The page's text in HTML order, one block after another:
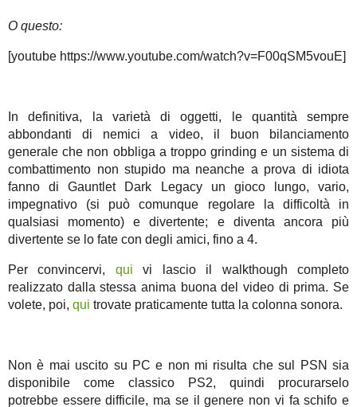
O questo:
[youtube https://www.youtube.com/watch?v=F00qSM5vouE]
In definitiva, la varietà di oggetti, le quantità sempre
abbondanti di nemici a video, il buon bilanciamento
generale che non obbliga a troppo grinding e un sistema di
combattimento non stupido ma neanche a prova di idiota
fanno di Gauntlet Dark Legacy un gioco lungo, vario,
impegnativo (si può comunque regolare la difficoltà in
qualsiasi momento) e divertente; e diventa ancora più
divertente se lo fate con degli amici, fino a 4.
Per convincervi, qui vi lascio il walkthough completo
realizzato dalla stessa anima buona del video di prima. Se
volete, poi, qui trovate praticamente tutta la colonna sonora.
Non è mai uscito su PC e non mi risulta che sul PSN sia
disponibile come classico PS2, quindi procurarselo
potrebbe essere difficile, ma se il genere non vi fa schifo e